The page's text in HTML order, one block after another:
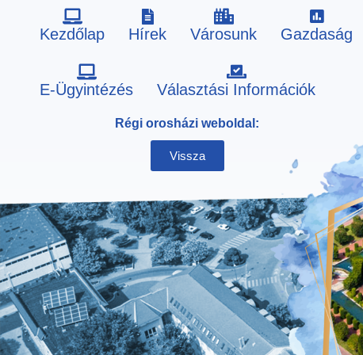
Kezdőlap Hírek Városunk Gazdaság
E-Ügyintézés Választási Információk
Régi orosházi weboldal:
Vissza